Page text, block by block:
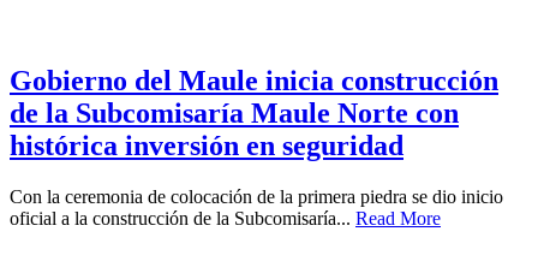
Gobierno del Maule inicia construcción
de la Subcomisaría Maule Norte con
histórica inversión en seguridad
Con la ceremonia de colocación de la primera piedra se dio inicio
oficial a la construcción de la Subcomisaría... Read More